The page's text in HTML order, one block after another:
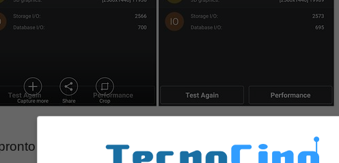
a debuttare a bordo di Samsung Note 5
dopo che è